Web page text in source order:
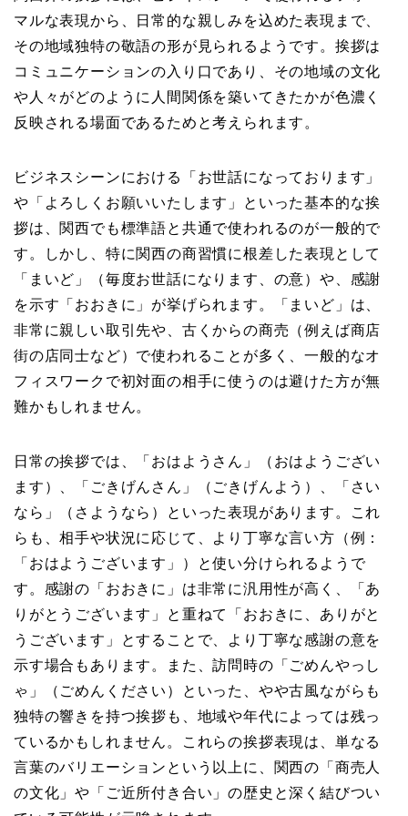
マルな表現から、日常的な親しみを込めた表現まで、
その地域独特の敬語の形が見られるようです。挨拶は
コミュニケーションの入り口であり、その地域の文化
や人々がどのように人間関係を築いてきたかが色濃く
反映される場面であるためと考えられます。
ビジネスシーンにおける「お世話になっております」
や「よろしくお願いいたします」といった基本的な挨
拶は、関西でも標準語と共通で使われるのが一般的で
す。しかし、特に関西の商習慣に根差した表現として
「まいど」（毎度お世話になります、の意）や、感謝
を示す「おおきに」が挙げられます。「まいど」は、
非常に親しい取引先や、古くからの商売（例えば商店
街の店同士など）で使われることが多く、一般的なオ
フィスワークで初対面の相手に使うのは避けた方が無
難かもしれません。
日常の挨拶では、「おはようさん」（おはようござい
ます）、「ごきげんさん」（ごきげんよう）、「さい
なら」（さようなら）といった表現があります。これ
らも、相手や状況に応じて、より丁寧な言い方（例：
「おはようございます」）と使い分けられるようで
す。感謝の「おおきに」は非常に汎用性が高く、「あ
りがとうございます」と重ねて「おおきに、ありがと
うございます」とすることで、より丁寧な感謝の意を
示す場合もあります。また、訪問時の「ごめんやっし
ゃ」（ごめんください）といった、やや古風ながらも
独特の響きを持つ挨拶も、地域や年代によっては残っ
ているかもしれません。これらの挨拶表現は、単なる
言葉のバリエーションという以上に、関西の「商売人
の文化」や「ご近所付き合い」の歴史と深く結びつい